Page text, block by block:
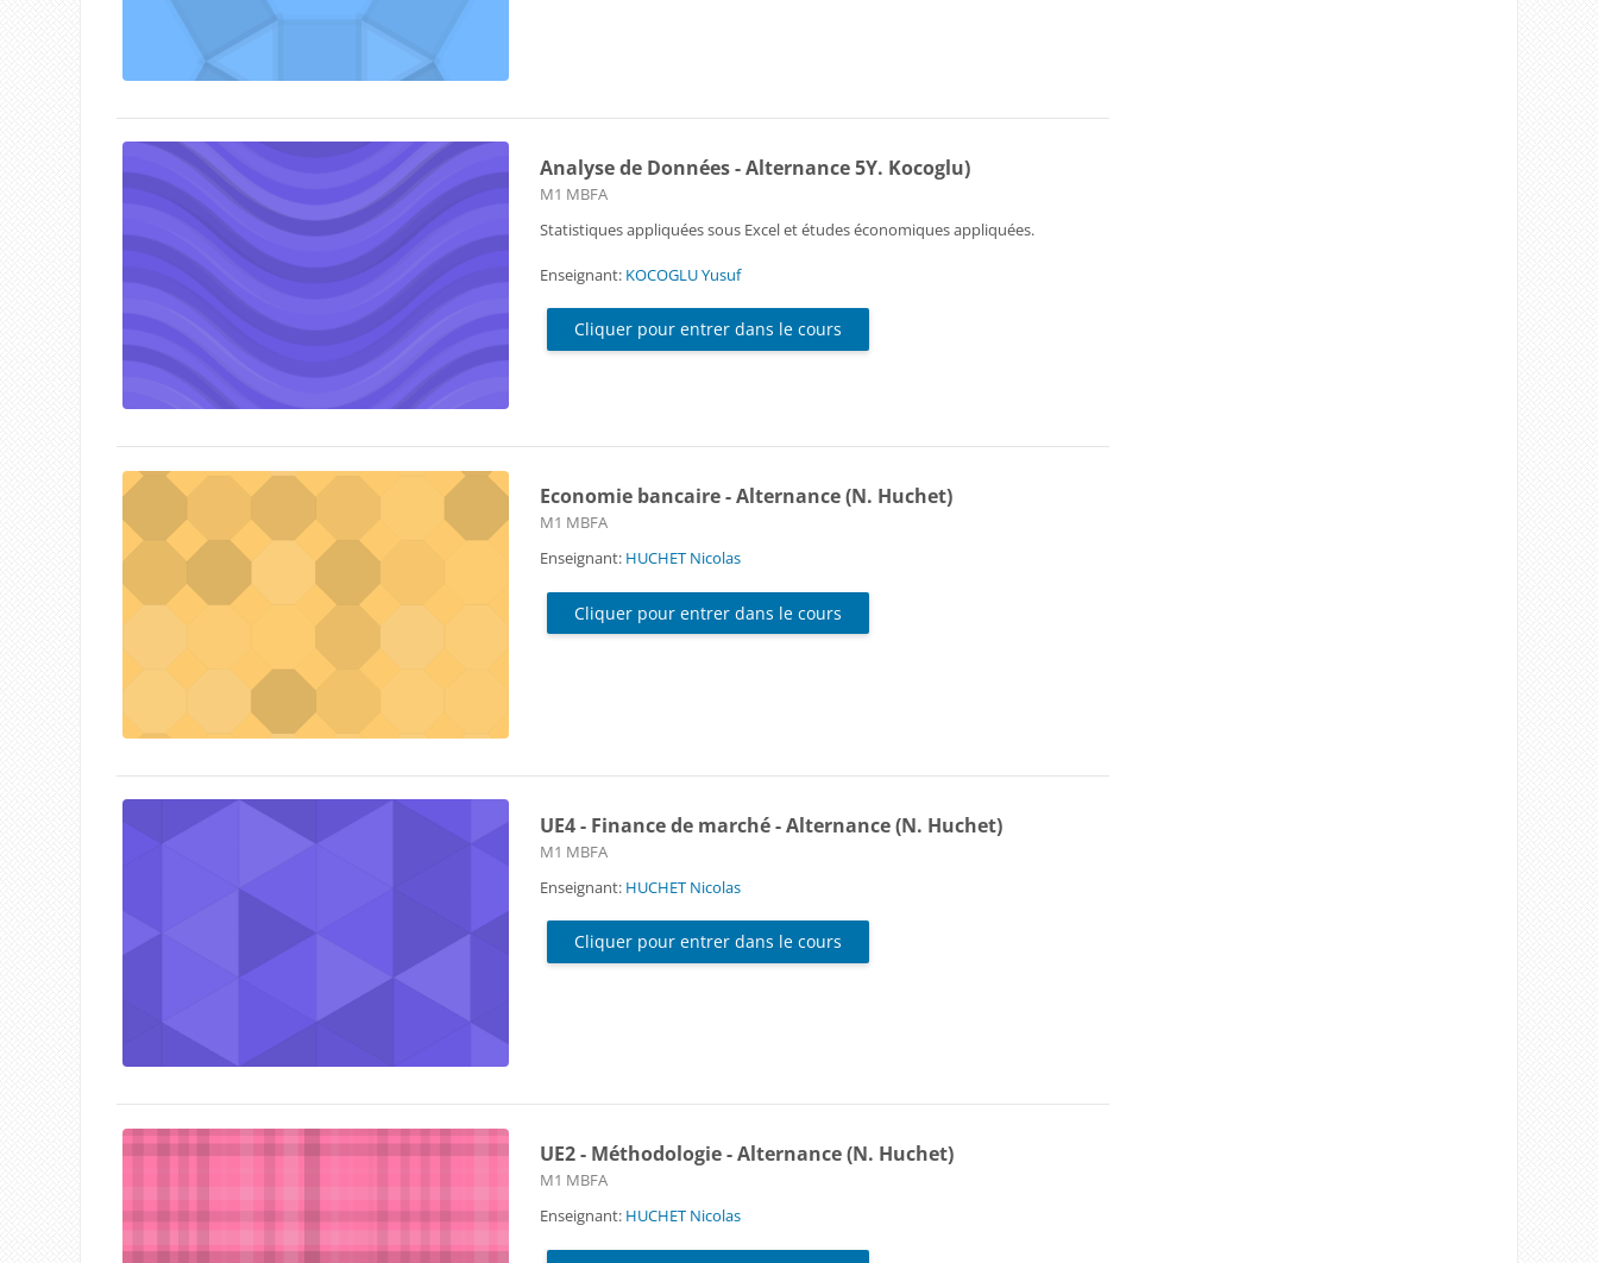
Analyse de Données - Alternance 5Y. Kocoglu)
Catégorie de cours
M1 MBFA
Statistiques appliquées sous Excel et études économiques appliquées.
Enseignant: KOCOGLU Yusuf
Cliquer pour entrer dans le cours
Economie bancaire - Alternance (N. Huchet)
Catégorie de cours
M1 MBFA
Enseignant: HUCHET Nicolas
Cliquer pour entrer dans le cours
UE4 - Finance de marché - Alternance (N. Huchet)
Catégorie de cours
M1 MBFA
Enseignant: HUCHET Nicolas
Cliquer pour entrer dans le cours
UE2 - Méthodologie - Alternance (N. Huchet)
Catégorie de cours
M1 MBFA
Enseignant: HUCHET Nicolas